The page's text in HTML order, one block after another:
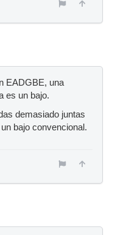
EADGBE, una
es un bajo.
demasiado juntas
bajo convencional.